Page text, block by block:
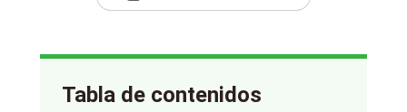
Tabla de contenidos